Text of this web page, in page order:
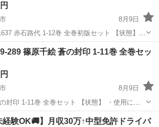
8月9日
石路代 1-12巻 全巻初版セット 【状態】
、キズ、落としきれない汚れなどございます
ださい ・お値引きは出来かねます...
マンガ、コミック、アニメ
289 篠原千絵 蒼の封印 1-11巻 全巻セッ
8月9日
巻 全巻セット 【状態】 ・使用に伴
としきれない汚れなどございます ・詳細は現
お値引きは出来かねますのでご了承願います...
ンガ、コミック、アニメ 現地
経験OK🚚】月収30万↑中型免許ドライバ